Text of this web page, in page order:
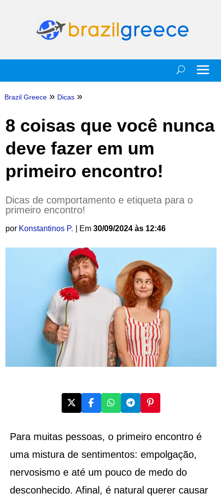
Brazil Greece » Dicas »
8 coisas que você nunca
deve fazer em um
primeiro encontro!
Dicas de comportamento e etiqueta para o
primeiro encontro!
por Konstantinos P. | Em 30/09/2024 às 12:46
Para muitas pessoas, o primeiro encontro é
uma mistura de sentimentos: empolgação,
nervosismo e até um pouco de medo do
desconhecido. Afinal, é natural querer causar